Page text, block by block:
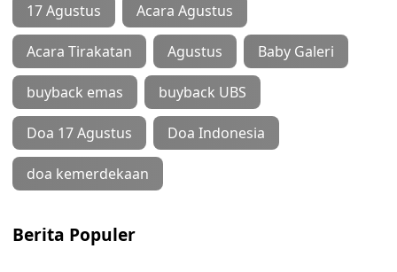
17 Agustus Acara Agustus
Acara Tirakatan Agustus Baby Galeri
buyback emas buyback UBS
Doa 17 Agustus Doa Indonesia
doa kemerdekaan
Berita Populer